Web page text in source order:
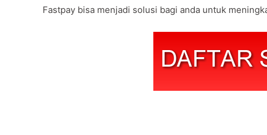
Fastpay bisa menjadi solusi bagi anda untuk